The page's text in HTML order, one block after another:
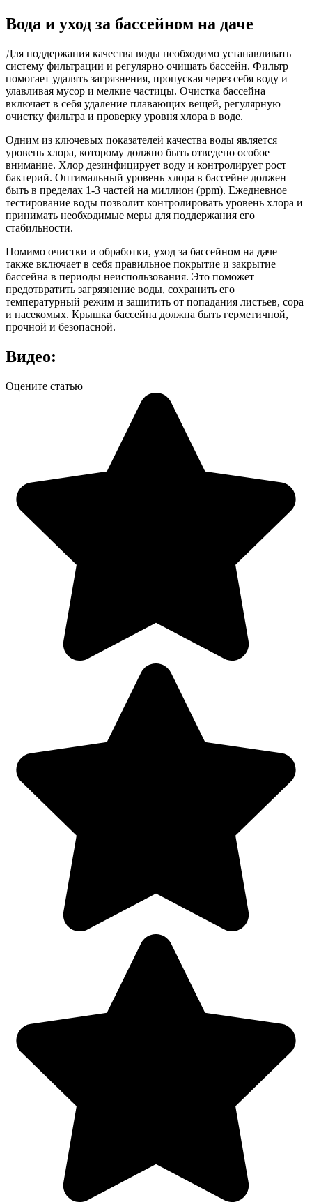
Вода и уход за бассейном на даче
Для поддержания качества воды необходимо устанавливать
систему фильтрации и регулярно очищать бассейн. Фильтр
помогает удалять загрязнения, пропуская через себя воду и
улавливая мусор и мелкие частицы. Очистка бассейна
включает в себя удаление плавающих вещей, регулярную
очистку фильтра и проверку уровня хлора в воде.
Одним из ключевых показателей качества воды является
уровень хлора, которому должно быть отведено особое
внимание. Хлор дезинфицирует воду и контролирует рост
бактерий. Оптимальный уровень хлора в бассейне должен
быть в пределах 1-3 частей на миллион (ppm). Ежедневное
тестирование воды позволит контролировать уровень хлора и
принимать необходимые меры для поддержания его
стабильности.
Помимо очистки и обработки, уход за бассейном на даче
также включает в себя правильное покрытие и закрытие
бассейна в периоды неиспользования. Это поможет
предотвратить загрязнение воды, сохранить его
температурный режим и защитить от попадания листьев, сора
и насекомых. Крышка бассейна должна быть герметичной,
прочной и безопасной.
Видео:
Оцените статью